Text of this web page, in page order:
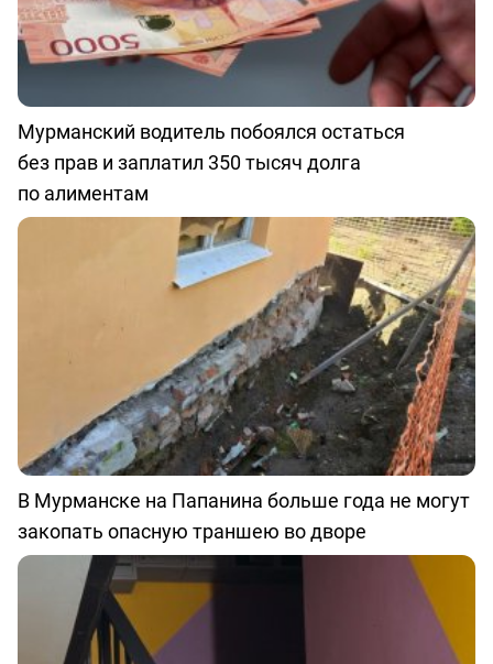
Мурманский водитель побоялся остаться
без прав и заплатил 350 тысяч долга
по алиментам
В Мурманске на Папанина больше года не могут
закопать опасную траншею во дворе